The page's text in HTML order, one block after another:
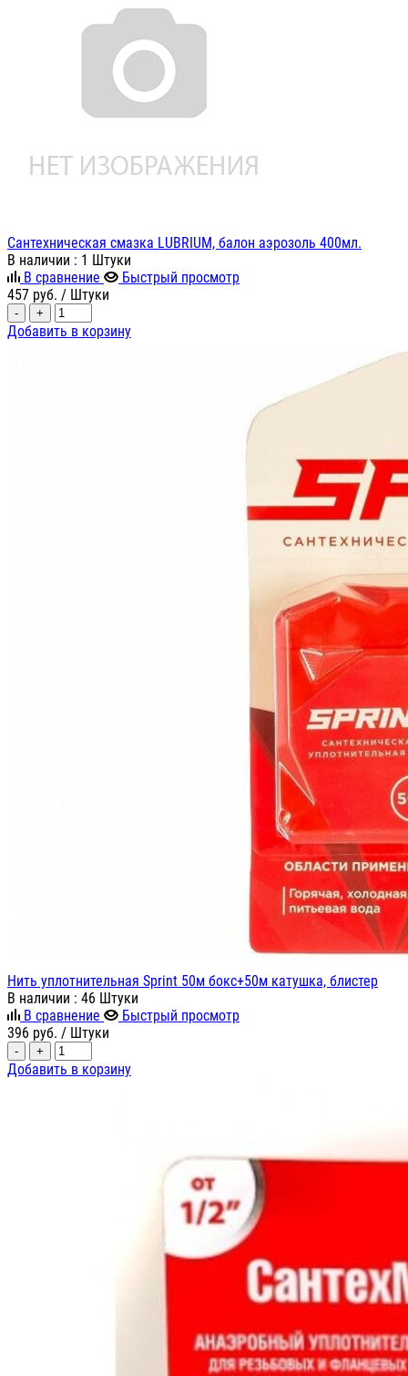
Сантехническая смазка LUBRIUM, балон аэрозоль 400мл.
В наличии : 1 Штуки
В сравнение
Быстрый просмотр
457 руб. / Штуки
- +
Добавить в корзину
Нить уплотнительная Sprint 50м бокс+50м катушка, блистер
В наличии : 46 Штуки
В сравнение
Быстрый просмотр
396 руб. / Штуки
- +
Добавить в корзину